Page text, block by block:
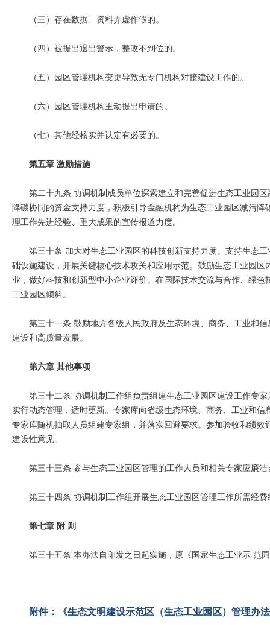
（三）存在数据、资料弄虚作假的。
（四）被提出退出警示，整改不到位的。
（五）园区管理机构变更导致无专门机构对接建设工作的。
（六）园区管理机构主动提出申请的。
（七）其他经核实并认定有必要的。
第五章 激励措施
第二十九条 协调机制成员单位探索建立和完善促进生态工业园
降碳协同的资金支持力度，积极引导金融机构为生态工业园区减污
理工作先进经验、重大成果的宣传报道力度。
第三十条 加大对生态工业园区的科技创新支持力度。支持生态
础设施建设，开展关键核心技术攻关和应用示范。鼓励生态工业园
业，做好科技和创新型中小企业评价。在国际技术交流与合作、绿
工业园区倾斜。
第三十一条 鼓励地方各级人民政府及生态环境、商务、工业和
建设和高质量发展。
第六章 其他事项
第三十二条 协调机制工作组负责组建生态工业园区建设工作专
实行动态管理，适时更新。专家库向省级生态环境、商务、工业和
专家库随机抽取人员组建专家组，并落实回避要求。参加验收和绩
建设性意见。
第三十三条 参与生态工业园区管理的工作人员和相关专家应廉
第三十四条 协调机制工作组开展生态工业园区管理工作所需经
第七章 附 则
第三十五条 本办法自印发之日起实施，原《国家生态工业示 范
附件：《生态文明建设示范区（生态工业园区）管理办